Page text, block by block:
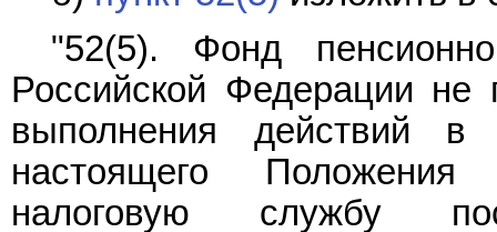
"52(5). Фонд
Российской Федерации не
выполнения действий в
настоящего
налоговую службу